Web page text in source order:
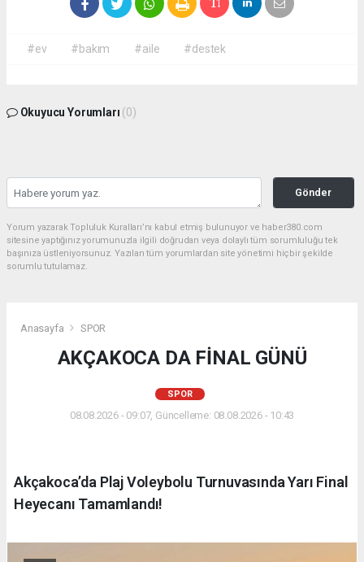
#ev #bakım #aile #destek
Okuyucu Yorumları (0)
Gönder
Yorum yazarak Topluluk Kuralları’nı kabul etmiş bulunuyor ve haber380.com
sitesine yaptığınız yorumunuzla ilgili doğrudan veya dolaylı tüm sorumluluğu tek
başınıza üstleniyorsunuz. Yazılan tüm yorumlardan site yönetimi hiçbir şekilde
sorumlu tutulamaz.
Anasayfa SPOR
AKÇAKOCA DA FİNAL GÜNÜ
SPOR
08.08.2026 - 09:07, Güncelleme: 08.08.2026 - 10:43
Akçakoca’da Plaj Voleybolu Turnuvasında Yarı Final
Heyecanı Tamamlandı!